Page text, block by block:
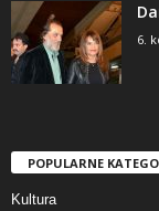
6.
POPULARNE
Kultura